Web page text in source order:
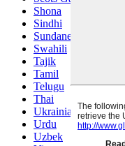
Shona
Sindhi
Sundanese
Swahili
Tajik
Tamil
Telugu
Thai
Ukrainian
Urdu
Uzbek